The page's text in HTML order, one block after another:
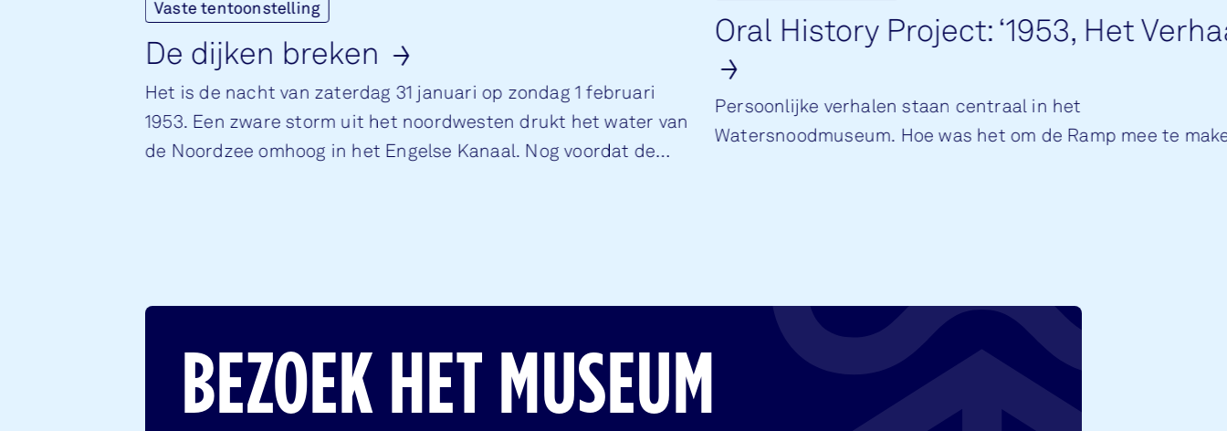
Vaste tentoonstelling
De dij­ken bre­ken
Het is de nacht van zaterdag 31 januari op zondag 1 februari
1953. Een zware storm uit het noordwesten drukt het water van
de Noordzee omhoog in het Engelse Kanaal. Nog voordat de
Oral His­tory Pro­ject: ‘1953, Het
Persoonlijke verhalen staan centraal in het
Watersnoodmuseum. Hoe was het om de Ramp mee te
BEZOEK HET MUSEUM